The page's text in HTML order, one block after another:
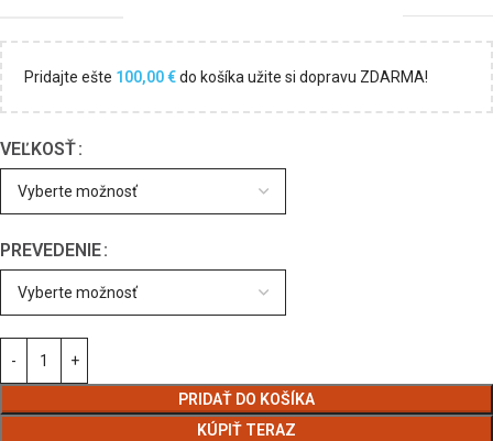
Pridajte ešte 100,00€do košíka užite si dopravu ZDARMA!
VEĽKOSŤ
PREVEDENIE
PRIDAŤ DO KOŠÍKA
KÚPIŤ TERAZ